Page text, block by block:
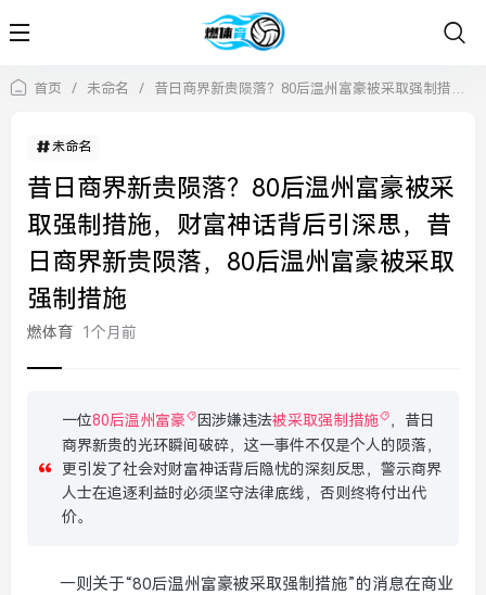
首页 / 未命名 / 昔日商界新贵陨落？80后温州富豪被采取强制措施，财富神话背后引深思，昔日商界新贵陨落，80后温州富豪被采取强制措施
未命名
昔日商界新贵陨落？80后温州富豪被采
取强制措施，财富神话背后引深思，昔
日商界新贵陨落，80后温州富豪被采取
强制措施
燃体育 1个月前
一位80后温州富豪 因涉嫌违法被采取强制措施
，昔日
商界新贵的光环瞬间破碎，这一事件不仅是个人的陨落，
更引发了社会对财富神话背后隐忧的深刻反思，警示商界
人士在追逐利益时必须坚守法律底线，否则终将付出代
价。
一则关于“80后温州富豪被采取强制措施”的消息在商业